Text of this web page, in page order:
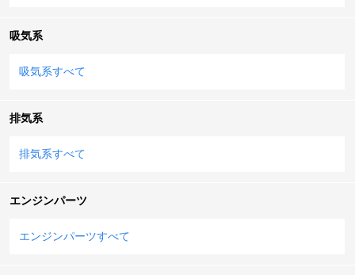
吸気系
吸気系すべて
排気系
排気系すべて
エンジンパーツ
エンジンパーツすべて